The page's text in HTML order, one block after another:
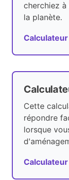
cherchiez
la planète.
Cette
répondre
lorsque